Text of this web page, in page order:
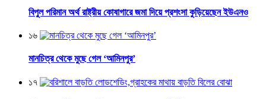
বিপুল পরিমান অর্থ রাষ্ট্রীয় কোষাগারে জমা দিয়ে প্রশংসা কুড়িয়েছেন ইউএনও
১৬
মানচিত্র থেকে মুছে গেল ‘আমিনপুর’
১৭